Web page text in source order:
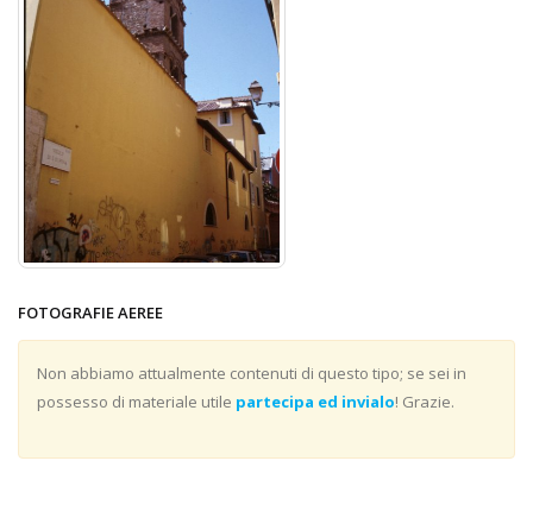
FOTOGRAFIE AEREE
Non abbiamo attualmente contenuti di questo tipo; se sei in
possesso di materiale utile partecipa ed invialo! Grazie.